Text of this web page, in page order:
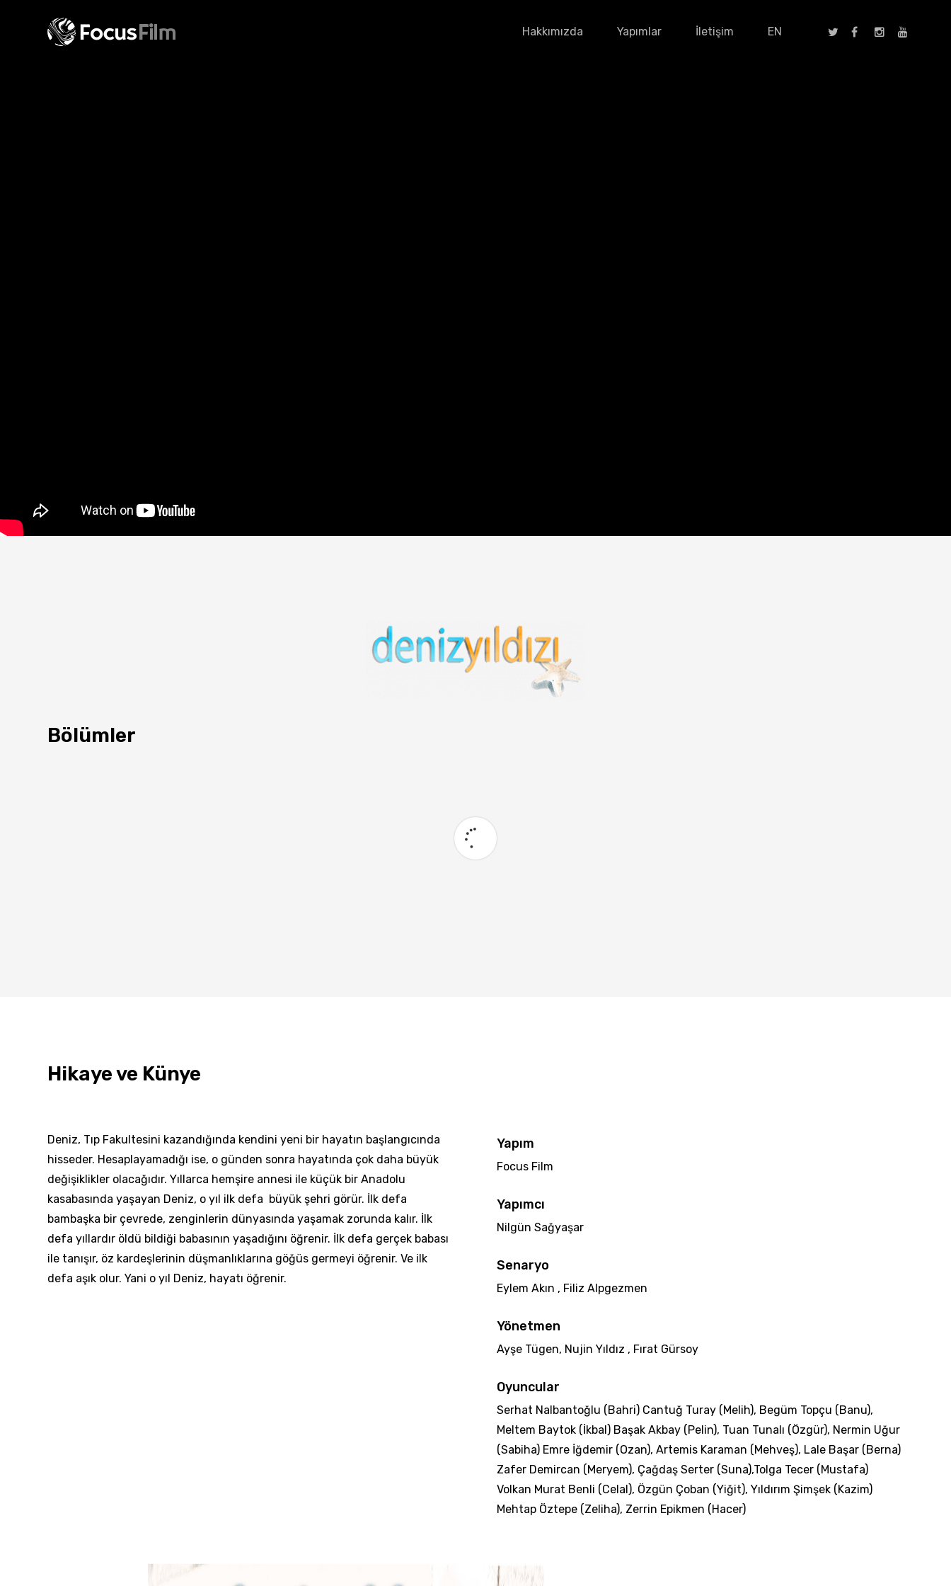
Hakkımızda Yapımlar İletişim EN
Bölümler
Hikaye ve Künye
Deniz, Tıp Fakultesini kazandığında kendini yeni bir hayatın başlangıcında
hisseder. Hesaplayamadığı ise, o günden sonra hayatında çok daha büyük
değişiklikler olacağıdır. Yıllarca hemşire annesi ile küçük bir Anadolu
kasabasında yaşayan Deniz, o yıl ilk defa büyük şehri görür. İlk defa
bambaşka bir çevrede, zenginlerin dünyasında yaşamak zorunda kalır. İlk
defa yıllardır öldü bildiği babasının yaşadığını öğrenir. İlk defa gerçek babası
ile tanışır, öz kardeşlerinin düşmanlıklarına göğüs germeyi öğrenir. Ve ilk
defa aşık olur. Yani o yıl Deniz, hayatı öğrenir.
Yapım
Focus Film
Yapımcı
Nilgün Sağyaşar
Senaryo
Eylem Akın , Filiz Alpgezmen
Yönetmen
Ayşe Tügen, Nujin Yıldız , Fırat Gürsoy
Oyuncular
Serhat Nalbantoğlu (Bahri) Cantuğ Turay (Melih), Begüm Topçu (Banu),
Meltem Baytok (İkbal) Başak Akbay (Pelin), Tuan Tunalı (Özgür), Nermin Uğur
(Sabiha) Emre İğdemir (Ozan), Artemis Karaman (Mehveş), Lale Başar (Berna)
Zafer Demircan (Meryem), Çağdaş Serter (Suna),Tolga Tecer (Mustafa)
Volkan Murat Benli (Celal), Özgün Çoban (Yiğit), Yıldırım Şimşek (Kazim)
Mehtap Öztepe (Zeliha), Zerrin Epikmen (Hacer)